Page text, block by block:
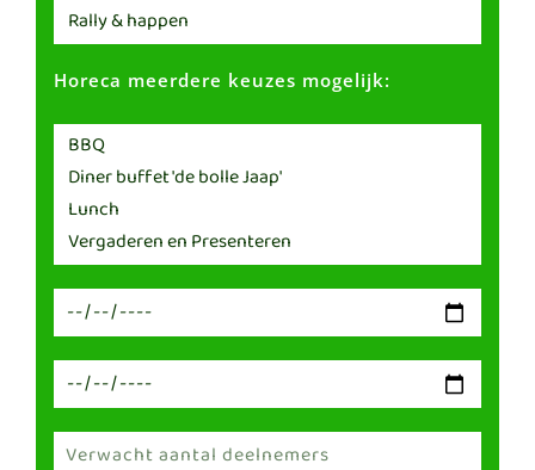
Horeca meerdere keuzes mogelijk: